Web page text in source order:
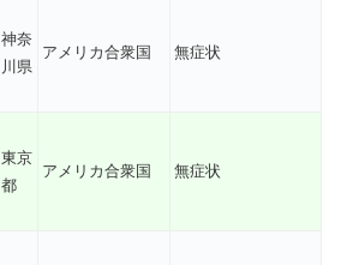
神奈
川県
アメリカ合衆国 無症状
東京
都
アメリカ合衆国 無症状